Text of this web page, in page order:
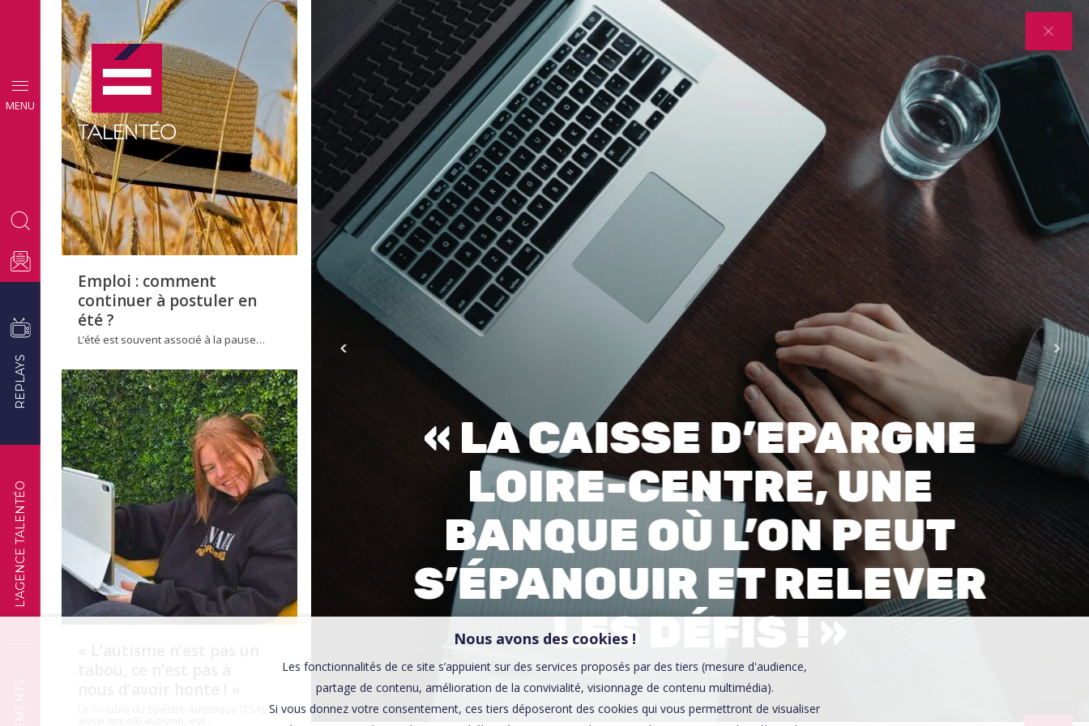
MENU
L'AGENCE TALENTÉO
REPLAYS
CONSEILS
EMPLOI
Emploi : comment
continuer à postuler en
été ?
L’été est souvent associé à la pause…
TÉMOIGNAGES
« LA CAISSE D’EPARGNE
LOIRE-CENTRE, UNE
BANQUE OÙ L’ON PEUT
S’ÉPANOUIR ET RELEVER
LES DÉFIS ! »
Nous avons des cookies !
Les fonctionnalités de ce site s’appuient sur des services proposés par des tiers (mesure d'audience,
partage de contenu, amélioration de la convivialité, visionnage de contenu multimédia).
Si vous donnez votre consentement, ces tiers déposeront des cookies qui vous permettront de visualiser